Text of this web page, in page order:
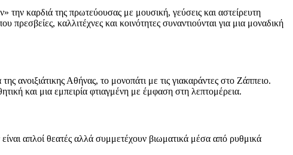
την καρδιά της πρωτεύουσας με μουσική, γεύσεις και αστείρευτη
καλλιτέχνες και κοινότητες συναντιούνται για μια μοναδική
ανοιξιάτικης Αθήνας, το μονοπάτι με τις γιακαράντες στο Ζάππειο.
και μια εμπειρία φτιαγμένη με έμφαση στη λεπτομέρεια.
απλοί θεατές αλλά συμμετέχουν βιωματικά μέσα από ρυθμικά